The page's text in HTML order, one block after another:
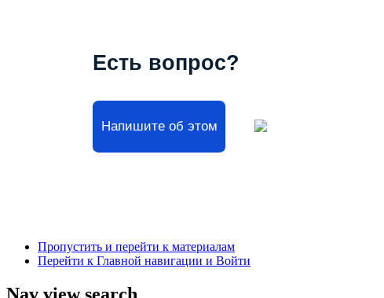
Есть вопрос?
Напишите об этом
Пропустить и перейти к материалам
Перейти к Главной навигации и Войти